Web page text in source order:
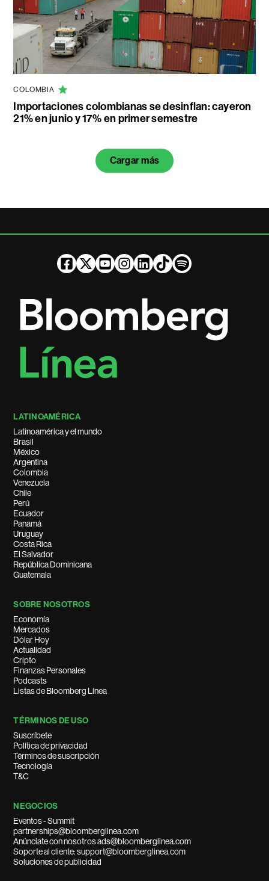
COLOMBIA
Importaciones colombianas se desinflan: cayeron
21% en junio y 17% en primer semestre
Cargar más
LATINOAMÉRICA
Latinoamérica y el mundo
Brasil
México
Argentina
Colombia
Venezuela
Chile
Perú
Ecuador
Panamá
Uruguay
Costa Rica
El Salvador
República Dominicana
Guatemala
SOBRE NOSOTROS
Economía
Mercados
Dólar Hoy
Actualidad
Cripto
Finanzas Personales
Podcasts
Listas de Bloomberg Línea
TÉRMINOS DE USO
Suscríbete
Política de privacidad
Términos de suscripción
Tecnología
T&C
NEGOCIOS
Eventos - Summit
partnerships@bloomberglinea.com
Anúnciate con nosotros ads@bloomberglinea.com
Soporte al cliente: support@bloomberglinea.com
Soluciones de publicidad